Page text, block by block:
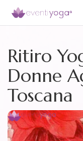
Ritiro
Donne
Toscana